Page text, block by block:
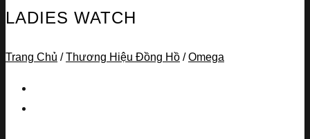
LADIES WATCH
Trang Chủ / Thương Hiệu Đồng Hồ / Omega